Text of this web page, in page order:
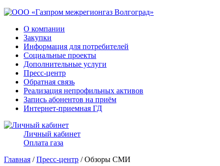
О компании
Закупки
Информация для потребителей
Социальные проекты
Дополнительные услуги
Пресс-центр
Обратная связь
Реализация непрофильных активов
Запись абонентов на приём
Интернет-приемная ГД
Личный кабинет
Оплата газа
Главная /Пресс-центр / Обзоры СМИ